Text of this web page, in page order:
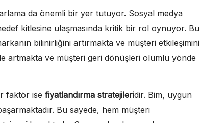
da önemli bir yer tutuyor. Sosyal medya
kitlesine ulaşmasında kritik bir rol oynuyor. Bu
bilinirliğini artırmakta ve müşteri etkileşimini
artmakta ve müşteri geri dönüşleri olumlu yönde
faktör ise fiyatlandırma stratejileridir. Bim, uygun
Bu sayede, hem müşteri